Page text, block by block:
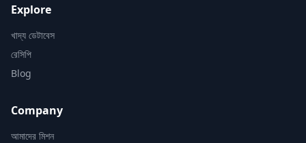
Explore
খাদ্য ডেটাবেস
রেসিপি
Blog
Company
আমাদের মিশন